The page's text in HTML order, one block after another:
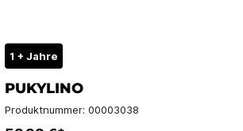
1 + Jahre
PUKYLINO
Produktnummer: 00003038